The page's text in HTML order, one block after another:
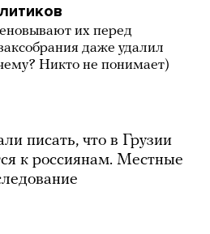
их перед
даже удалил
Никто не понимает)
писать, что в Грузии
к россиянам. Местные